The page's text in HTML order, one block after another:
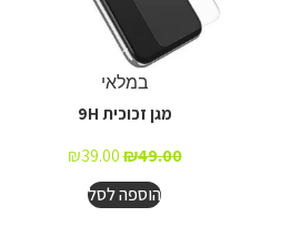
במלאי
מגן זכוכית 9H
₪49.00
₪39.00
הוספה לסל